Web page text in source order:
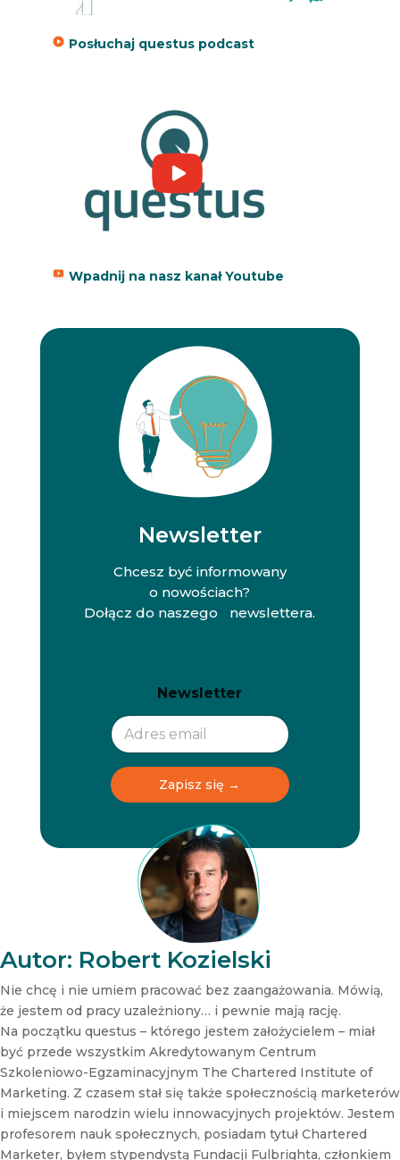
Posłuchaj questus podcast
Wpadnij na nasz kanał Youtube
Newsletter
Chcesz być informowany
o nowościach?
Dołącz do naszego newslettera.
e
w
s
e
t
t
r
N
e
w
s
l
t
t
e
N
e
w
s
l
t
t
e
e
w
s
e
t
t
r
Newsletter
Zapisz się →
Autor: Robert Kozielski
Nie chcę i nie umiem pracować bez zaangażowania. Mówią,
że jestem od pracy uzależniony… i pewnie mają rację.
Na początku questus – którego jestem założycielem – miał
być przede wszystkim Akredytowanym Centrum
Szkoleniowo-Egzaminacyjnym The Chartered Institute of
Marketing. Z czasem stał się także społecznością marketerów
i miejscem narodzin wielu innowacyjnych projektów. Jestem
profesorem nauk społecznych, posiadam tytuł Chartered
Marketer, byłem stypendystą Fundacji Fulbrighta, członkiem